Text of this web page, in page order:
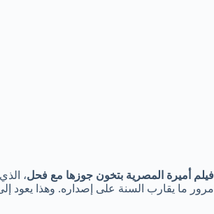
فيلم أميرة المصرية بتخون جوزها مع فحل،
مرور ما يقارب السنة على إصداره. وهذا يعود